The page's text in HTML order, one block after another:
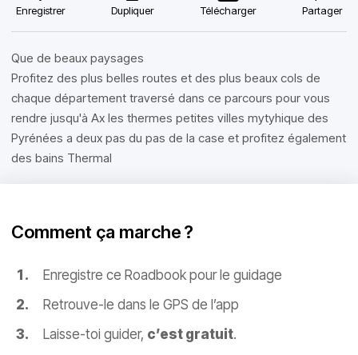
Enregistrer Dupliquer Télécharger Partager
Que de beaux paysages
Profitez des plus belles routes et des plus beaux cols de
chaque département traversé dans ce parcours pour vous
rendre jusqu'à Ax les thermes petites villes mytyhique des
Pyrénées a deux pas du pas de la case et profitez également
des bains Thermal
Comment ça marche ?
Enregistre ce Roadbook pour le guidage
Retrouve-le dans le GPS de l’app
Laisse-toi guider, c’est gratuit.